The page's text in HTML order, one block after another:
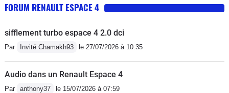
FORUM RENAULT ESPACE 4
sifflement turbo espace 4 2.0 dci
Par Invité Chamakh93 le 27/07/2026 à 10:35
Audio dans un Renault Espace 4
Par anthony37 le 15/07/2026 à 07:59